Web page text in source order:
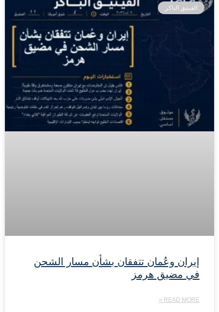
الفينيق الباكر
إيران وعُمان تتفقان بشأن مسار الشحن
في مضيق هرمز
READ MORE »